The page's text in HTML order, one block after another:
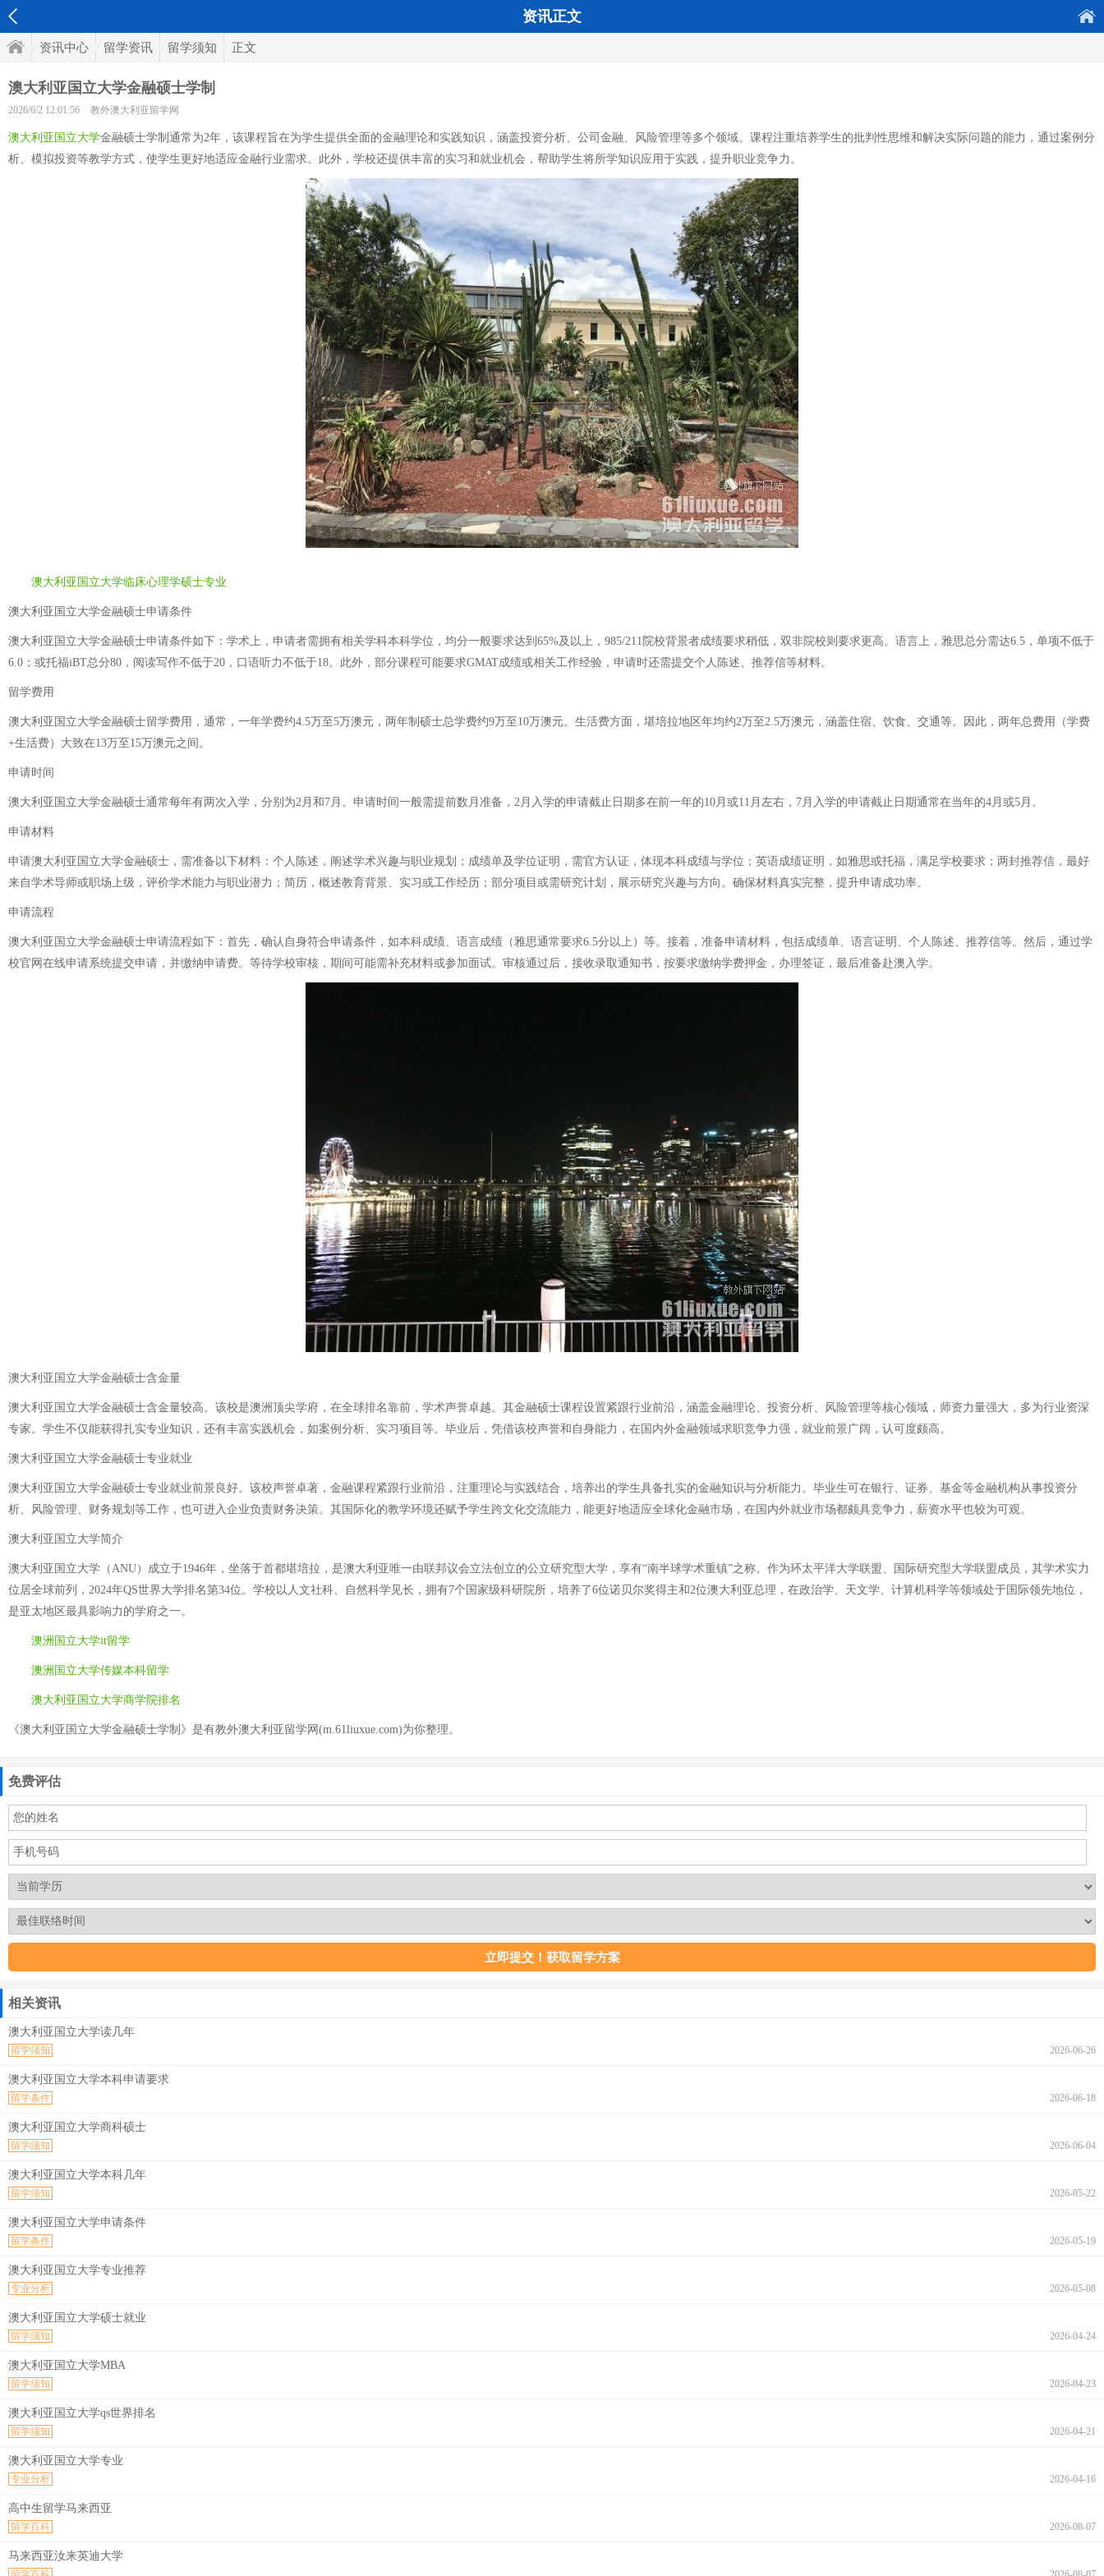
资讯正文
资讯中心 留学资讯 留学须知 正文
澳大利亚国立大学金融硕士学制
2026/6/2 12:01:56 教外澳大利亚留学网
澳大利亚国立大学金融硕士学制通常为2年，该课程旨在为学生提供全面的金融理论和实践知识，涵盖投资分析、公司金融、风险管理等多个领域。课程注重培养学生的批判性思维和解决实际问题的能力，通过案例分
析、模拟投资等教学方式，使学生更好地适应金融行业需求。此外，学校还提供丰富的实习和就业机会，帮助学生将所学知识应用于实践，提升职业竞争力。
澳大利亚国立大学临床心理学硕士专业
澳大利亚国立大学金融硕士申请条件
澳大利亚国立大学金融硕士申请条件如下：学术上，申请者需拥有相关学科本科学位，均分一般要求达到65%及以上，985/211院校背景者成绩要求稍低，双非院校则要求更高。语言上，雅思总分需达6.5，单项不低于
6.0；或托福iBT总分80，阅读写作不低于20，口语听力不低于18。此外，部分课程可能要求GMAT成绩或相关工作经验，申请时还需提交个人陈述、推荐信等材料。
留学费用
澳大利亚国立大学金融硕士留学费用，通常，一年学费约4.5万至5万澳元，两年制硕士总学费约9万至10万澳元。生活费方面，堪培拉地区年均约2万至2.5万澳元，涵盖住宿、饮食、交通等。因此，两年总费用（学费
+生活费）大致在13万至15万澳元之间。
申请时间
澳大利亚国立大学金融硕士通常每年有两次入学，分别为2月和7月。申请时间一般需提前数月准备，2月入学的申请截止日期多在前一年的10月或11月左右，7月入学的申请截止日期通常在当年的4月或5月。
申请材料
申请澳大利亚国立大学金融硕士，需准备以下材料：个人陈述，阐述学术兴趣与职业规划；成绩单及学位证明，需官方认证，体现本科成绩与学位；英语成绩证明，如雅思或托福，满足学校要求；两封推荐信，最好
来自学术导师或职场上级，评价学术能力与职业潜力；简历，概述教育背景、实习或工作经历；部分项目或需研究计划，展示研究兴趣与方向。确保材料真实完整，提升申请成功率。
申请流程
澳大利亚国立大学金融硕士申请流程如下：首先，确认自身符合申请条件，如本科成绩、语言成绩（雅思通常要求6.5分以上）等。接着，准备申请材料，包括成绩单、语言证明、个人陈述、推荐信等。然后，通过学
校官网在线申请系统提交申请，并缴纳申请费。等待学校审核，期间可能需补充材料或参加面试。审核通过后，接收录取通知书，按要求缴纳学费押金，办理签证，最后准备赴澳入学。
澳大利亚国立大学金融硕士含金量
澳大利亚国立大学金融硕士含金量较高。该校是澳洲顶尖学府，在全球排名靠前，学术声誉卓越。其金融硕士课程设置紧跟行业前沿，涵盖金融理论、投资分析、风险管理等核心领域，师资力量强大，多为行业资深
专家。学生不仅能获得扎实专业知识，还有丰富实践机会，如案例分析、实习项目等。毕业后，凭借该校声誉和自身能力，在国内外金融领域求职竞争力强，就业前景广阔，认可度颇高。
澳大利亚国立大学金融硕士专业就业
澳大利亚国立大学金融硕士专业就业前景良好。该校声誉卓著，金融课程紧跟行业前沿，注重理论与实践结合，培养出的学生具备扎实的金融知识与分析能力。毕业生可在银行、证券、基金等金融机构从事投资分
析、风险管理、财务规划等工作，也可进入企业负责财务决策。其国际化的教学环境还赋予学生跨文化交流能力，能更好地适应全球化金融市场，在国内外就业市场都颇具竞争力，薪资水平也较为可观。
澳大利亚国立大学简介
澳大利亚国立大学（ANU）成立于1946年，坐落于首都堪培拉，是澳大利亚唯一由联邦议会立法创立的公立研究型大学，享有“南半球学术重镇”之称。作为环太平洋大学联盟、国际研究型大学联盟成员，其学术实力
位居全球前列，2024年QS世界大学排名第34位。学校以人文社科、自然科学见长，拥有7个国家级科研院所，培养了6位诺贝尔奖得主和2位澳大利亚总理，在政治学、天文学、计算机科学等领域处于国际领先地位，
是亚太地区最具影响力的学府之一。
澳洲国立大学it留学
澳洲国立大学传媒本科留学
澳大利亚国立大学商学院排名
《澳大利亚国立大学金融硕士学制》是有教外澳大利亚留学网(m.61liuxue.com)为你整理。
免费评估
相关资讯
澳大利亚国立大学读几年
2026-06-26
留学须知
澳大利亚国立大学本科申请要求
2026-06-18
留学条件
澳大利亚国立大学商科硕士
2026-06-04
留学须知
澳大利亚国立大学本科几年
2026-05-22
留学须知
澳大利亚国立大学申请条件
2026-05-19
留学条件
澳大利亚国立大学专业推荐
2026-05-08
专业分析
澳大利亚国立大学硕士就业
2026-04-24
留学须知
澳大利亚国立大学MBA
2026-04-23
留学须知
澳大利亚国立大学qs世界排名
2026-04-21
留学须知
澳大利亚国立大学专业
2026-04-16
专业分析
高中生留学马来西亚
2026-08-07
留学百科
马来西亚汝来英迪大学